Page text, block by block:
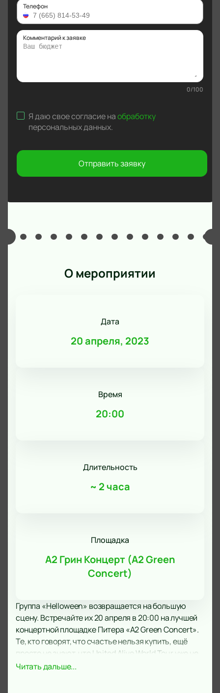
Телефон
Комментарий к заявке
0/100
Я даю свое согласие наобработку
персональных данных.
Отправить заявку
О мероприятии
Дата
20 апреля, 2023
Время
20:00
Длительность
~ 2 часа
Площадка
А2 Грин Концерт (A2 Green
Concert)
Группа «Helloween» возвращается на большую
сцену. Встречайте их 20 апреля в 20:00 на лучшей
концертной площадке Питера «A2 Green Concert».
Те, кто говорят, что счастье нельзя купить, ещё
просто не знают, что United Alive World Tour уже не
за горами. Поездка будет проходить в два этапа и
Читать дальше...